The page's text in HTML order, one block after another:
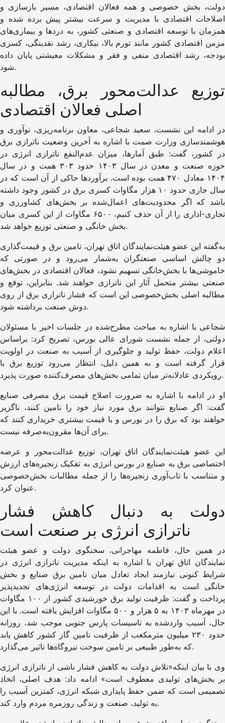
دولت، بخش خصوصی و همه فعالان اقتصادی، مسیر بازسازی و
اصلاحات اقتصادی با مدیریت و سرعت بیشتر پیش برده شده و
همزمان با توسعه اقتصادی و صنعتی کشور، به دردها و بیماری‌های
مزمن اقتصادی کشور مانند تورم بالا، بیکاری، رشد نقدینگی، کسری
بودجه، رشد اقتصادی منفی و فقر و مشکلات معیشتی پایان داده
شود.
توزیع عدالت‌محور برق، مطالبه
اصلی فعالان اقتصادی
در ادامه این نشست، سعید شجاعی، معاون برنامه‌ریزی، نوآوری و
هوشمندسازی وزارت صمت با اشاره به آخرین وضعیت ناترازی برق
در کشور، گفت: طبق آمارها، میزان عدم‌النفع ناترازی انرژی در
حوزه صنعت و معدن در سال ۱۴۰۳ حدود ۳۰۳ همت و در سال
۱۴۰۴ معادل ۴۷۰ همت بوده است. برآوردها حاکی از آن است که در
سال جاری حدود ۱۰ هزار مگاوات کسری برق در کشور وجود داشته
باشد که اگر محدودیت‌های اعمال‌شده بر بخش‌های کشاورزی و
تجاری-اداری را از آن حذف کنیم، ۶۵۰۰ مگاوات از این کسری میان
بخش خانگی و صنعتی توزیع خواهد شد.
به‌گفته این عضو هیئت‌نمایندگان اتاق تهران، تامین برق و قیمت‌گذاری
دو چالش اساسی صنعتگران به‌شمار می‌رود و در صورتی که
خاموشی‌ها با بخش‌خانگی تسهیم نشود، فعالان اقتصادی در بخش‌های
صنعتی بیشتر متحمل آثار این ناترازی خواهند شد. بنابراین، توقع و
مطالبه اصلی بخش‌خصوصی این است که فشار ناترازی برق از روی
دوش صنعت برداشته شود.
شجاعی با اشاره به مباحث مطرح‌شده در جلسات اخیر با مسئولان
دولتی، از جمله نشست شورای عالی بورس، تصریح کرد: براساس
اعلام دولت، حفظ تولید و جلوگیری از آسیب به صنعت در اولویت
قرار گرفته است و به همین دلیل، انتظار می‌رود توزیع برق با
رویکردی عادلانه‌تر میان تمامی بخش‌های مصرف‌کننده صورت‌ پذیرد.
او در ادامه با اشاره به ضرورت اصلاح قیمت برق مصرفی صنایع
گفت: اگر صنایع نتوانند برق مورد نیاز خود را تامین کنند، ناگزیر
خواهند بود که برق را در بورس و با قیمت بیشتری خریداری کنند که
برای آن‌ها مقرون‌به‌صرفه نیست.
این عضو هیئت‌نمایندگان اتاق تهران، توزیع عدالت‌محور و عرضه
اختصاصی برق به صنایع در بورس انرژی به تفکیک زنجیره‌های ارزش
و متناسب با تاب‌آوری زنجیره‌ها را از جمله مطالبات بخش‌خصوصی
عنوان کرد.
دولت به دنبال کاهش فشار
ناترازی انرژی بر صنعت است
در همین حال، فاطمه مهاجرانی، سخنگوی دولت و عضو هیئت
نمایندگان اتاق تهران با اشاره به اینکه مدیریت ناترازی انرژی در
شرایط کنونی نیازمند ایجاد تعادل میان تامین برق صنایع و بخش
خانگی است به اقدامات دولت در توسعه انرژی‌های تجدیدپذیر
پرداخت و گفت: ظرفیت تولید برق خورشیدی کشور از ۱۰۰ مگاوات
در مهرماه ۱۴۰۳ به ۵ هزار و ۵۰۰ مگاوات افزایش یافته است. با این
حال، آسیب واردشده به تاسیسات پارس جنوبی موجب شد، روزانه
حدود ۲۳۰ میلیون مترمکعب از ظرفیت تامین گاز کشور کاهش یابد
که به‌طور طبیعی بر تامین سوخت نیروگاه‌ها تاثیر می‌گذارد.
وی با بیان اینکه«تلاش دولت به کاهش فشار ناشی از ناترازی انرژی
بر بخش‌های تولیدی معطوف است» ادامه داد: هدف اصلی، اتخاذ
تصمیمی است که ضمن حفظ پایداری شبکه انرژی، کمترین آسیب را
به تولید، صنعت و زندگی روزمره مردم وارد کند.